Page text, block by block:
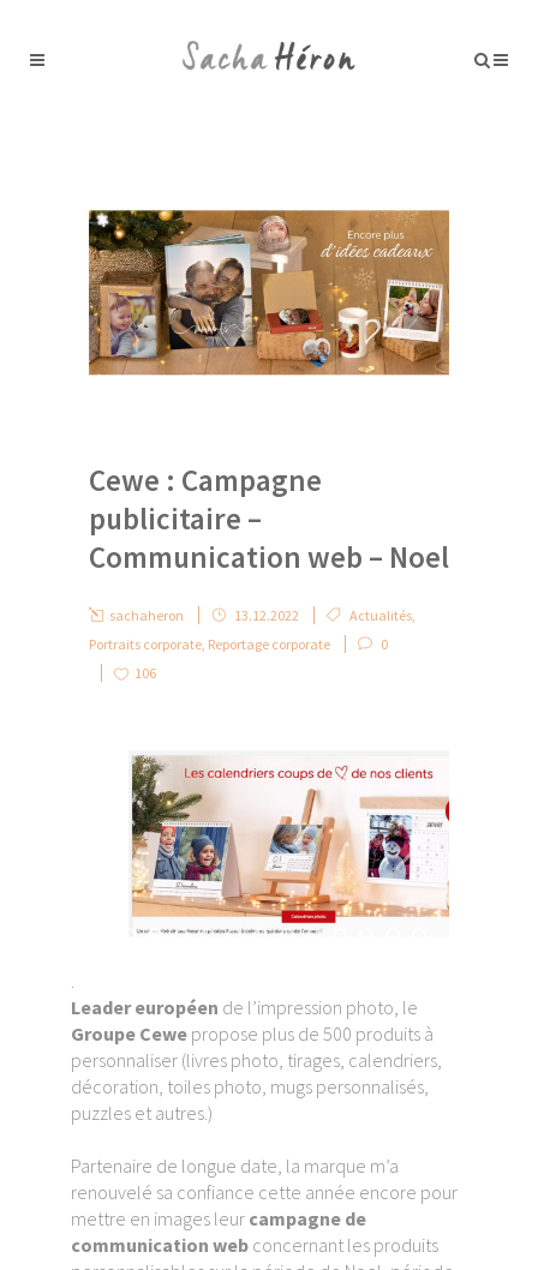
Cewe : Campagne
publicitaire –
Communication web – Noel
sachaheron 13.12.2022 Actualités
Portraits corporate Reportage corporate
0
106
Leader européen de l’impression photo, le
Groupe Cewe propose plus de 500 produits à
personnaliser (livres photo, tirages, calendriers,
décoration, toiles photo, mugs personnalisés,
puzzles et autres.)
Partenaire de longue date, la marque m’a
renouvelé sa confiance cette année encore pour
mettre en images leur campagne de
communication web concernant les produits